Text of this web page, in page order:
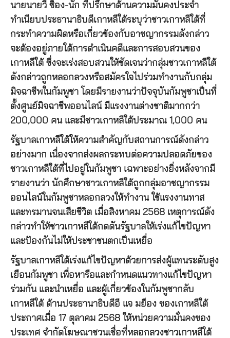
นายนายวี ซ็อง-นัก ที่ปรึกษาด้านความมั่นคงประจำ
ทำเนียบประธานาธิบดีเกาหลีใต้ระบุว่าชาวเกาหลีใต้ที่
กระทำความผิดหรือเกี่ยวข้องกับอาชญากรรมดังกล่าว
จะต้องอยู่ภายใต้การดำเนินคดีและการสอบสวนของ
เกาหลีใต้ ซึ่งจะเร่งสอบสวนให้ชัดเจนว่ากลุ่มชาวเกาหลีใต้
ดังกล่าวถูกหลอกลวงหรือสมัครใจไปร่วมทำงานกับกลุ่ม
มิจฉาชีพในกัมพูชา โดยมีรายงานว่าปัจจุบันกัมพูชาเป็นที่
ตั้งศูนย์มิจฉาชีพออนไลน์ มีแรงงานต่างชาติมากกว่า
200,000 คน และมีชาวเกาหลีใต้ประมาณ 1,000 คน
รัฐบาลเกาหลีใต้ให้ความสำคัญกับสถานการณ์ดังกล่าว
อย่างมาก เนื่องจากส่งผลกระทบต่อความปลอดภัยของ
ชาวเกาหลีใต้ที่ไปอยู่ในกัมพูชา เฉพาะอย่างยิ่งหลังจากมี
รายงานว่า นักศึกษาชาวเกาหลีใต้ถูกกลุ่มอาชญากรรม
ออนไลน์ในกัมพูชาหลอกลวงให้ทำงาน ใช้แรงงานทาส
และทรมานจนเสียชีวิต เมื่อสิงหาคม 2568 เหตุการณ์ดัง
กล่าวทำให้ชาวเกาหลีใต้กดดันรัฐบาลให้เร่งแก้ไขปัญหา
และป้องกันไม่ให้ประชาชนตกเป็นเหยื่อ
รัฐบาลเกาหลีใต้เร่งแก้ไขปัญหาด้วยการส่งผู้แทนระดับสูง
เยือนกัมพูชา เพื่อหารือและกำหนดแนวทางแก้ไขปัญหา
ร่วมกัน และนำเหยื่อ และผู้เกี่ยวข้องในกัมพูชากลับ
เกาหลีใต้ ด้านประธานาธิบดีอี แจ มย็อง ของเกาหลีใต้
ประกาศเมื่อ 17 ตุลาคม 2568 ให้หน่วยความมั่นคงของ
ประเทศ จำกัดโฆษณาชวนเชื่อที่หลอกลวงชาวเกาหลีใต้